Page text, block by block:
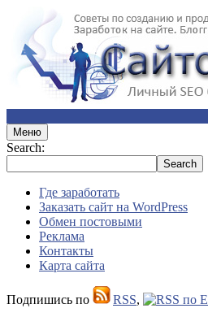
Меню
Search:
Где заработать
Заказать сайт на WordPress
Обмен постовыми
Реклама
Контакты
Карта сайта
Подпишись по RSS,